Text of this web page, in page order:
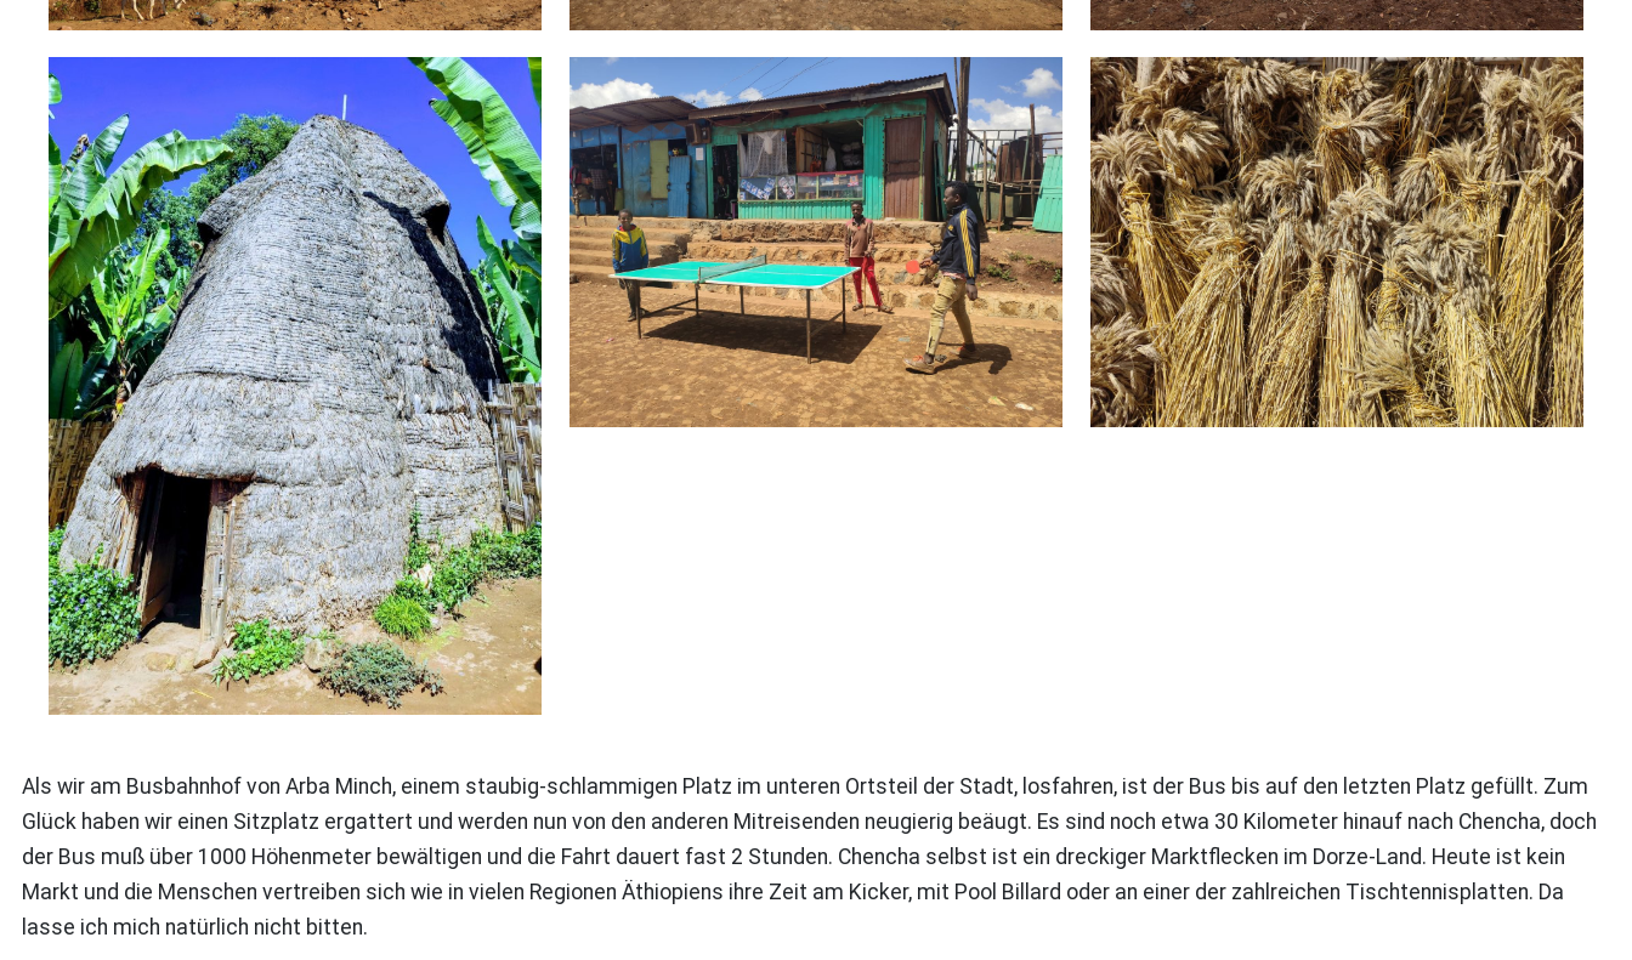
Als wir am Busbahnhof von Arba Minch, einem staubig-schlammigen Platz im unteren Ortsteil der Stadt, losfahren, ist der Bus bis auf den letzten Platz gefüllt. Zum
Glück haben wir einen Sitzplatz ergattert und werden nun von den anderen Mitreisenden neugierig beäugt. Es sind noch etwa 30 Kilometer hinauf nach Chencha, doch
der Bus muß über 1000 Höhenmeter bewältigen und die Fahrt dauert fast 2 Stunden. Chencha selbst ist ein dreckiger Marktflecken im Dorze-Land. Heute ist kein
Markt und die Menschen vertreiben sich wie in vielen Regionen Äthiopiens ihre Zeit am Kicker, mit Pool Billard oder an einer der zahlreichen Tischtennisplatten. Da
lasse ich mich natürlich nicht bitten.